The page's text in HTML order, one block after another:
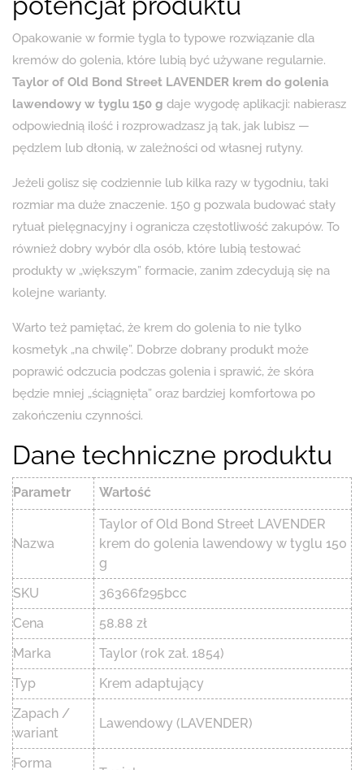
Opakowanie w formie tygla to typowe rozwiązanie dla
kremów do golenia, które lubią być używane regularnie.
Taylor of Old Bond Street LAVENDER krem do golenia
lawendowy w tyglu 150 g daje wygodę aplikacji: nabierasz
odpowiednią ilość i rozprowadzasz ją tak, jak lubisz —
pędzlem lub dłonią, w zależności od własnej rutyny.
Jeżeli golisz się codziennie lub kilka razy w tygodniu, taki
rozmiar ma duże znaczenie. 150 g pozwala budować stały
rytuał pielęgnacyjny i ogranicza częstotliwość zakupów. To
również dobry wybór dla osób, które lubią testować
produkty w „większym” formacie, zanim zdecydują się na
kolejne warianty.
Warto też pamiętać, że krem do golenia to nie tylko
kosmetyk „na chwilę”. Dobrze dobrany produkt może
poprawić odczucia podczas golenia i sprawić, że skóra
będzie mniej „ściągnięta” oraz bardziej komfortowa po
zakończeniu czynności.
Dane techniczne produktu
Parametr Wartość
Nazwa
Taylor of Old Bond Street LAVENDER
krem do golenia lawendowy w tyglu 150
g
SKU
36366f295bcc
Cena
58.88 zł
Marka
Taylor (rok zał. 1854)
Typ
Krem adaptujący
Zapach /
wariant
Lawendowy (LAVENDER)
Forma